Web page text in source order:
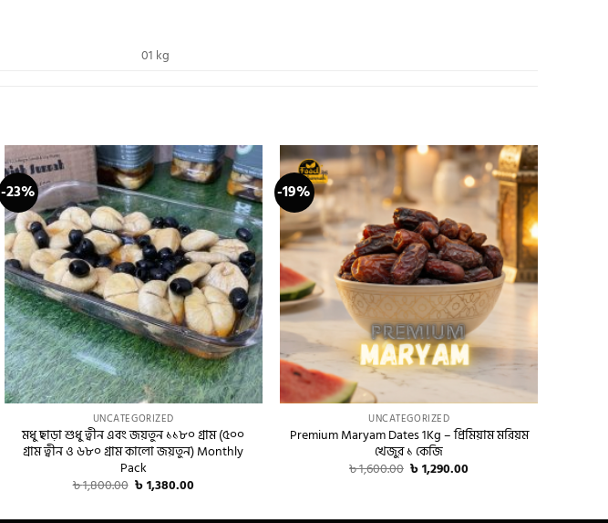
01 kg
-23%
+
UNCATEGORIZED
মধু ছাড়া শুধু ত্বীন এবং জয়তুন ১১৮০ গ্রাম (৫০০
গ্রাম ত্বীন ও ৬৮০ গ্রাম কালো জয়তুন) Monthly
Pack
৳1,800.00 Original
price
৳1,380.00Current
-19%
+
UNCATEGORIZED
Premium Maryam Dates 1Kg – প্রিমিয়াম মরিয়ম
খেজুর ১ কেজি
৳1,600.00 Original
price
৳1,290.00Current